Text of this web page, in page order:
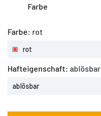
Farbe
Farbe: rot
rot
Hafteigenschaft: ablösbar
ablösbar